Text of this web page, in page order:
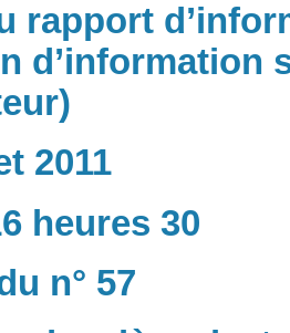
rapport
d’information
2011
heures 30
n° 57